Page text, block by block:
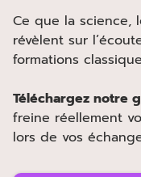
Ce que la science,
révèlent sur
formations
Téléchargez notre
freine réellement
lors de vos